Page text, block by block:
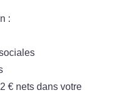
:
€ nets dans votre